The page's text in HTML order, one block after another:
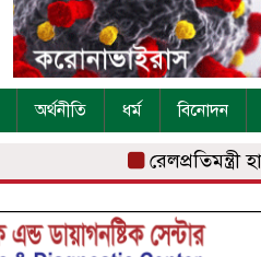
অর্থনীতি ধর্ম বিনোদন
রেলপ্রতিমন্ত্রী